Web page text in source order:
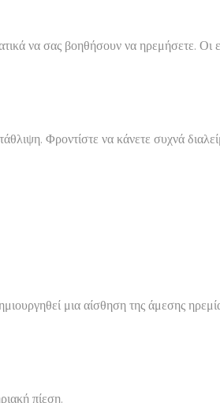
να σας βοηθήσουν να ηρεμήσετε. Οι
Φροντίστε να κάνετε συχνά
μια αίσθηση της άμεσης
πίεση.